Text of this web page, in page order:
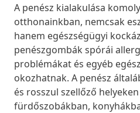
A penész kialakulása
otthonainkban, nemcsak
hanem egészségügyi
penészgombák spórái
problémákat és egyéb
okozhatnak. A penész
és rosszul szellőző
fürdőszobákban,